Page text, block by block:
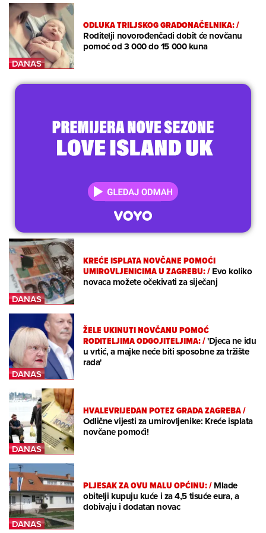
ODLUKA TRILJSKOG GRADONAČELNIKA:/
Roditelji novorođenčadi dobit će novčanu
pomoć od 3 000 do 15 000 kuna
KREĆE ISPLATA NOVČANE POMOĆI
UMIROVLJENICIMA U ZAGREBU:/Evo koliko
novaca možete očekivati za siječanj
ŽELE UKINUTI NOVČANU POMOĆ
RODITELJIMA ODGOJITELJIMA:/'Djeca ne idu
u vrtić, a majke neće biti sposobne za tržište
rada'
HVALEVRIJEDAN POTEZ GRADA ZAGREBA/
Odlične vijesti za umirovljenike: Kreće isplata
novčane pomoći!
PLJESAK ZA OVU MALU OPĆINU:/Mlade
obitelji kupuju kuće i za 4,5 tisuće eura, a
dobivaju i dodatan novac